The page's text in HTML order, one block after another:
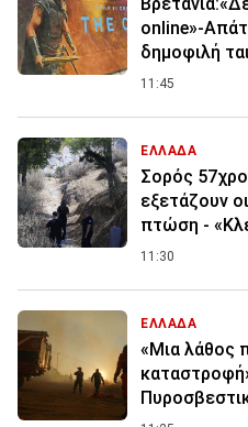
online»-
δημοφιλή
11:45
ΕΛΛΑΔΑ
Σορός
εξετάζουν
πτώση -
11:30
ΕΛΛΑΔΑ
«Μια λάθος